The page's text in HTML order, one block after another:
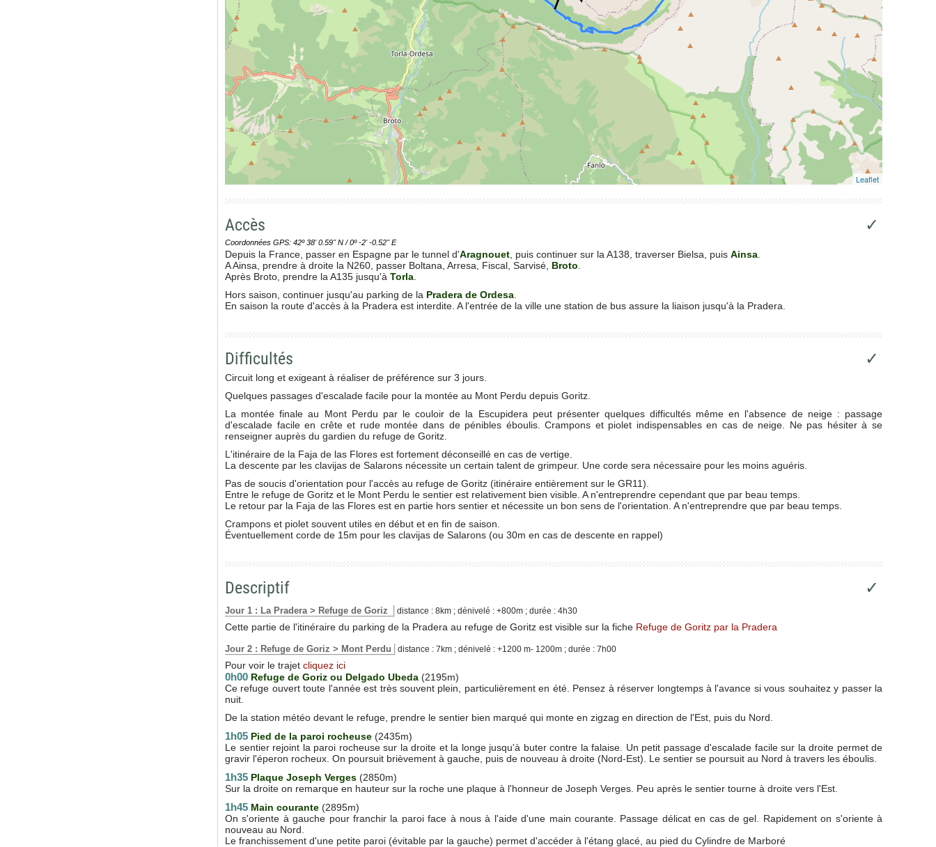
Leaflet
Accès ✓
Coordonnées GPS: 42º 38' 0.59'' N / 0º -2' -0.52'' E
Depuis la France, passer en Espagne par le tunnel d'Aragnouet , puis continuer sur la A138, traverser Bielsa, puis Ainsa
A Ainsa, prendre à droite la N260, passer Boltana, Arresa, Fiscal, Sarvisé, Broto
Après Broto, prendre la A135 jusqu'à Torla
Hors saison, continuer jusqu'au parking de la Pradera de Ordesa
En saison la route d'accès à la Pradera est interdite. A l'entrée de la ville une station de bus assure la liaison jusqu'à la Pradera.
Difficultés ✓
Circuit long et exigeant à réaliser de préférence sur 3 jours.
Quelques passages d'escalade facile pour la montée au Mont Perdu depuis Goritz.
La montée finale au Mont Perdu par le couloir de la Escupidera peut présenter quelques difficultés même en l'absence de neige : passage
d'escalade facile en crête et rude montée dans de pénibles éboulis. Crampons et piolet indispensables en cas de neige. Ne pas hésiter à se
renseigner auprès du gardien du refuge de Goritz.
L'itinéraire de la Faja de las Flores est fortement déconseillé en cas de vertige.
La descente par les clavijas de Salarons nécessite un certain talent de grimpeur. Une corde sera nécessaire pour les moins aguéris.
Pas de soucis d'orientation pour l'accès au refuge de Goritz (itinéraire entièrement sur le GR11).
Entre le refuge de Goritz et le Mont Perdu le sentier est relativement bien visible. A n'entreprendre cependant que par beau temps.
Le retour par la Faja de las Flores est en partie hors sentier et nécessite un bon sens de l'orientation. A n'entreprendre que par beau temps.
Crampons et piolet souvent utiles en début et en fin de saison.
Éventuellement corde de 15m pour les clavijas de Salarons (ou 30m en cas de descente en rappel)
Descriptif ✓
Jour 1 : La Pradera > Refuge de Goriz distance : 8km ; dénivelé : +800m ; durée : 4h30
Cette partie de l'itinéraire du parking de la Pradera au refuge de Goritz est visible sur la fiche Refuge de Goritz par la Pradera
Jour 2 : Refuge de Goriz > Mont Perdu distance : 7km ; dénivelé : +1200 m- 1200m ; durée : 7h00
Pour voir le trajet cliquez ici
0h00 Refuge de Goriz ou Delgado Ubeda (2195m)
Ce refuge ouvert toute l'année est très souvent plein, particulièrement en été. Pensez à réserver longtemps à l'avance si vous souhaitez y passer la
nuit.
De la station météo devant le refuge, prendre le sentier bien marqué qui monte en zigzag en direction de l'Est, puis du Nord.
1h05 Pied de la paroi rocheuse (2435m)
Le sentier rejoint la paroi rocheuse sur la droite et la longe jusqu'à buter contre la falaise. Un petit passage d'escalade facile sur la droite permet de
gravir l'éperon rocheux. On poursuit brièvement à gauche, puis de nouveau à droite (Nord-Est). Le sentier se poursuit au Nord à travers les éboulis.
1h35 Plaque Joseph Verges (2850m)
Sur la droite on remarque en hauteur sur la roche une plaque à l'honneur de Joseph Verges. Peu après le sentier tourne à droite vers l'Est.
1h45 Main courante (2895m)
On s'oriente à gauche pour franchir la paroi face à nous à l'aide d'une main courante. Passage délicat en cas de gel. Rapidement on s'oriente à
nouveau au Nord.
Le franchissement d'une petite paroi (évitable par la gauche) permet d'accéder à l'étang glacé, au pied du Cylindre de Marboré